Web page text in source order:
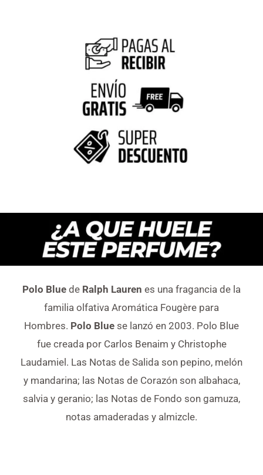
Polo Blue de Ralph Lauren es una fragancia de la
familia olfativa Aromática Fougère para
Hombres. Polo Blue se lanzó en 2003. Polo Blue
fue creada por Carlos Benaim y Christophe
Laudamiel. Las Notas de Salida son pepino, melón
y mandarina; las Notas de Corazón son albahaca,
salvia y geranio; las Notas de Fondo son gamuza,
notas amaderadas y almizcle.